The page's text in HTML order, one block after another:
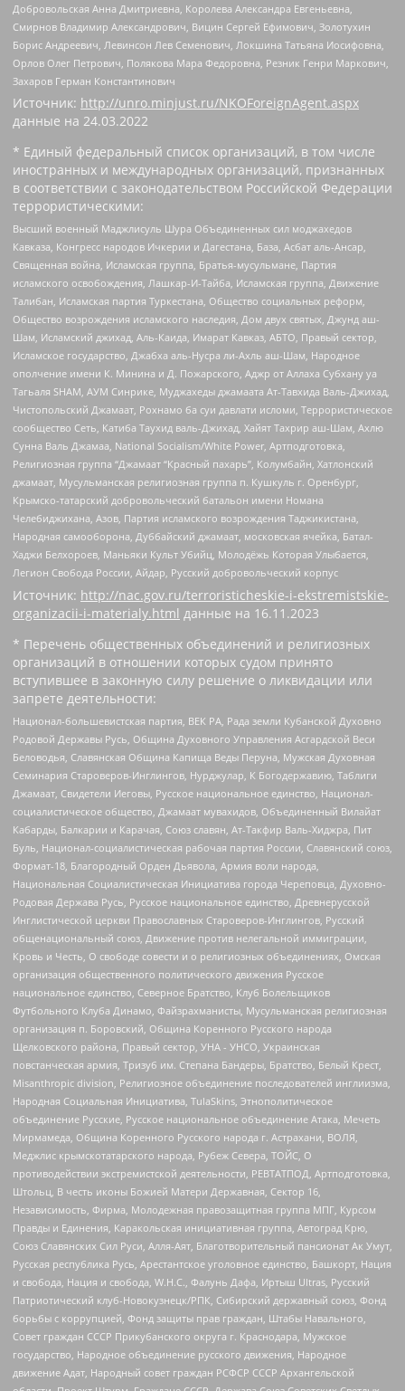
Добровольская Анна Дмитриевна, Королева Александра Евгеньевна,
Смирнов Владимир Александрович, Вицин Сергей Ефимович, Золотухин
Борис Андреевич, Левинсон Лев Семенович, Локшина Татьяна Иосифовна,
Орлов Олег Петрович, Полякова Мара Федоровна, Резник Генри Маркович,
Захаров Герман Константинович
Источник: http://unro.minjust.ru/NKOForeignAgent.aspx
данные на 24.03.2022
* Единый федеральный список организаций, в том числе
иностранных и международных организаций, признанных
в соответствии с законодательством Российской Федерации
террористическими:
Высший военный Маджлисуль Шура Объединенных сил моджахедов
Кавказа, Конгресс народов Ичкерии и Дагестана, База, Асбат аль-Ансар,
Священная война, Исламская группа, Братья-мусульмане, Партия
исламского освобождения, Лашкар-И-Тайба, Исламская группа, Движение
Талибан, Исламская партия Туркестана, Общество социальных реформ,
Общество возрождения исламского наследия, Дом двух святых, Джунд аш-
Шам, Исламский джихад, Аль-Каида, Имарат Кавказ, АБТО, Правый сектор,
Исламское государство, Джабха аль-Нусра ли-Ахль аш-Шам, Народное
ополчение имени К. Минина и Д. Пожарского, Аджр от Аллаха Субхану уа
Тагьаля SHAM, АУМ Синрике, Муджахеды джамаата Ат-Тавхида Валь-Джихад,
Чистопольский Джамаат, Рохнамо ба суи давлати исломи, Террористическое
сообщество Сеть, Катиба Таухид валь-Джихад, Хайят Тахрир аш-Шам, Ахлю
Сунна Валь Джамаа, National Socialism/White Power, Артподготовка,
Религиозная группа “Джамаат “Красный пахарь”, Колумбайн, Хатлонский
джамаат, Мусульманская религиозная группа п. Кушкуль г. Оренбург,
Крымско-татарский добровольческий батальон имени Номана
Челебиджихана, Азов, Партия исламского возрождения Таджикистана,
Народная самооборона, Дуббайский джамаат, московская ячейка, Батал-
Хаджи Белхороев, Маньяки Культ Убийц, Молодёжь Которая Улыбается,
Легион Свобода России, Айдар, Русский добровольческий корпус
Источник: http://nac.gov.ru/terroristicheskie-i-ekstremistskie-
organizacii-i-materialy.html данные на 16.11.2023
* Перечень общественных объединений и религиозных
организаций в отношении которых судом принято
вступившее в законную силу решение о ликвидации или
запрете деятельности:
Национал-большевистская партия, ВЕК РА, Рада земли Кубанской Духовно
Родовой Державы Русь, Община Духовного Управления Асгардской Веси
Беловодья, Славянская Община Капища Веды Перуна, Мужская Духовная
Семинария Староверов-Инглингов, Нурджулар, К Богодержавию, Таблиги
Джамаат, Свидетели Иеговы, Русское национальное единство, Национал-
социалистическое общество, Джамаат мувахидов, Объединенный Вилайат
Кабарды, Балкарии и Карачая, Союз славян, Ат-Такфир Валь-Хиджра, Пит
Буль, Национал-социалистическая рабочая партия России, Славянский союз,
Формат-18, Благородный Орден Дьявола, Армия воли народа,
Национальная Социалистическая Инициатива города Череповца, Духовно-
Родовая Держава Русь, Русское национальное единство, Древнерусской
Инглистической церкви Православных Староверов-Инглингов, Русский
общенациональный союз, Движение против нелегальной иммиграции,
Кровь и Честь, О свободе совести и о религиозных объединениях, Омская
организация общественного политического движения Русское
национальное единство, Северное Братство, Клуб Болельщиков
Футбольного Клуба Динамо, Файзрахманисты, Мусульманская религиозная
организация п. Боровский, Община Коренного Русского народа
Щелковского района, Правый сектор, УНА - УНСО, Украинская
повстанческая армия, Тризуб им. Степана Бандеры, Братство, Белый Крест,
Misanthropic division, Религиозное объединение последователей инглиизма,
Народная Социальная Инициатива, TulaSkins, Этнополитическое
объединение Русские, Русское национальное объединение Атака, Мечеть
Мирмамеда, Община Коренного Русского народа г. Астрахани, ВОЛЯ,
Меджлис крымскотатарского народа, Рубеж Севера, ТОЙС, О
противодействии экстремистской деятельности, РЕВТАТПОД, Артподготовка,
Штольц, В честь иконы Божией Матери Державная, Сектор 16,
Независимость, Фирма, Молодежная правозащитная группа МПГ, Курсом
Правды и Единения, Каракольская инициативная группа, Автоград Крю,
Союз Славянских Сил Руси, Алля-Аят, Благотворительный пансионат Ак Умут,
Русская республика Русь, Арестантское уголовное единство, Башкорт, Нация
и свобода, Нация и свобода, W.H.С., Фалунь Дафа, Иртыш Ultras, Русский
Патриотический клуб-Новокузнецк/РПК, Сибирский державный союз, Фонд
борьбы с коррупцией, Фонд защиты прав граждан, Штабы Навального,
Совет граждан СССР Прикубанского округа г. Краснодара, Мужское
государство, Народное объединение русского движения, Народное
движение Адат, Народный совет граждан РСФСР СССР Архангельской